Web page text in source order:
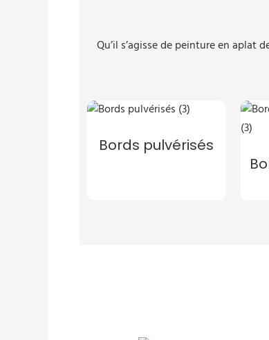
Qu’il s’agisse de peinture en
Bords pulvérisés